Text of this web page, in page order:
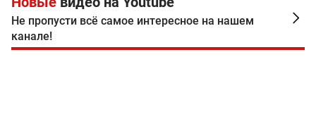
Не пропусти всё самое интересное на нашем
канале!